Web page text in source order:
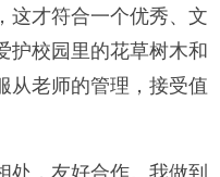
这才符合一个优秀、文
护校园里的花草树木和
从老师的管理，接受值
处，友好合作。我做到